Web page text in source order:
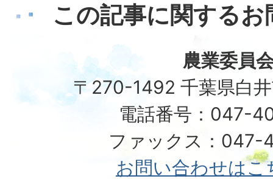
この記事に関する
農業委員
〒270-1492 千葉県白
電話番号：047-
ファックス：047-
お問い合わせはこ